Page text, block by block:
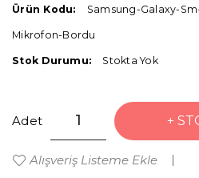
Ürün Kodu: Samsung-Galaxy-
Mikrofon-Bordu
Stok Durumu: Stokta Yok
Adet
Alışveriş Listeme Ekle